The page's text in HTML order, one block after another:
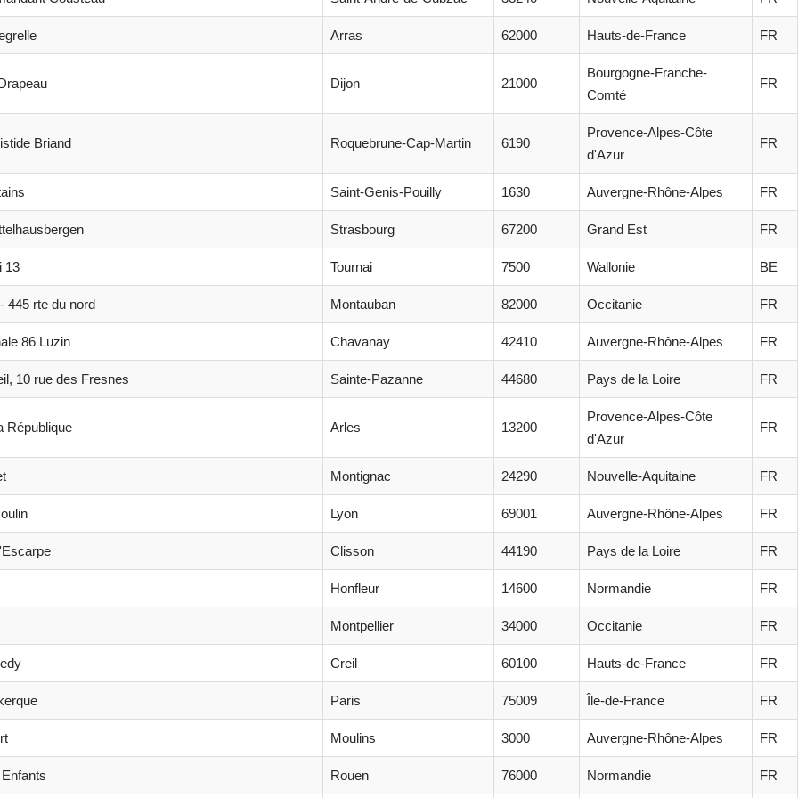
Arras 62000 Hauts-de-France FR
Dijon 21000
Bourgogne-Franche-
Comté
FR
Briand Roquebrune-Cap-Martin 6190
Provence-Alpes-Côte
d'Azur
FR
Saint-Genis-Pouilly 1630 Auvergne-Rhône-Alpes FR
Strasbourg 67200 Grand Est FR
13 Tournai 7500 Wallonie BE
445 rte du nord Montauban 82000 Occitanie FR
86 Luzin Chavanay 42410 Auvergne-Rhône-Alpes FR
10 rue des Fresnes Sainte-Pazanne 44680 Pays de la Loire FR
République Arles 13200
Provence-Alpes-Côte
d'Azur
FR
Montignac 24290 Nouvelle-Aquitaine FR
Lyon 69001 Auvergne-Rhône-Alpes FR
Clisson 44190 Pays de la Loire FR
Honfleur 14600 Normandie FR
Montpellier 34000 Occitanie FR
Creil 60100 Hauts-de-France FR
Paris 75009 Île-de-France FR
Moulins 3000 Auvergne-Rhône-Alpes FR
Rouen 76000 Normandie FR